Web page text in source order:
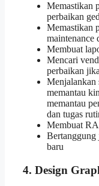
Memastikan
perbaikan
Memastikan
maintenance
Membuat
Mencari
perbaikan
Menjalankan
memantau
memantau
dan tugas
Membuat
Bertanggung
baru
4. Design